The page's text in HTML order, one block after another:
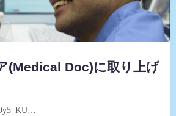
(Medical Doc)に取り上げ